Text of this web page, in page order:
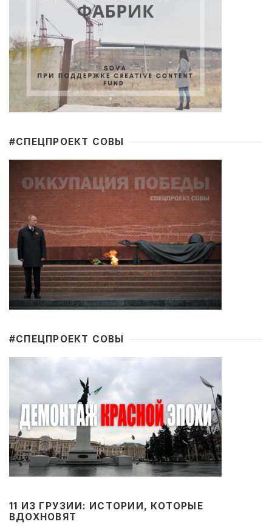
#CПЕЦПРОЕКТ СОВЫ
#CПЕЦПРОЕКТ СОВЫ
11 ИЗ ГРУЗИИ: ИСТОРИИ, КОТОРЫЕ
ВДОХНОВЯТ